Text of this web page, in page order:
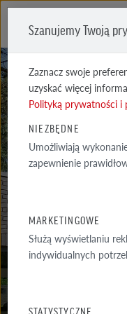
Szanujemy Twoją
Zaznacz swoje
uzyskać więcej
Polityką prywatności i
NIEZBĘDNE
Umożliwiają
zapewnienie
MARKETINGOWE
Służą wyświetlaniu
indywidualnych
STATYSTYCZNE